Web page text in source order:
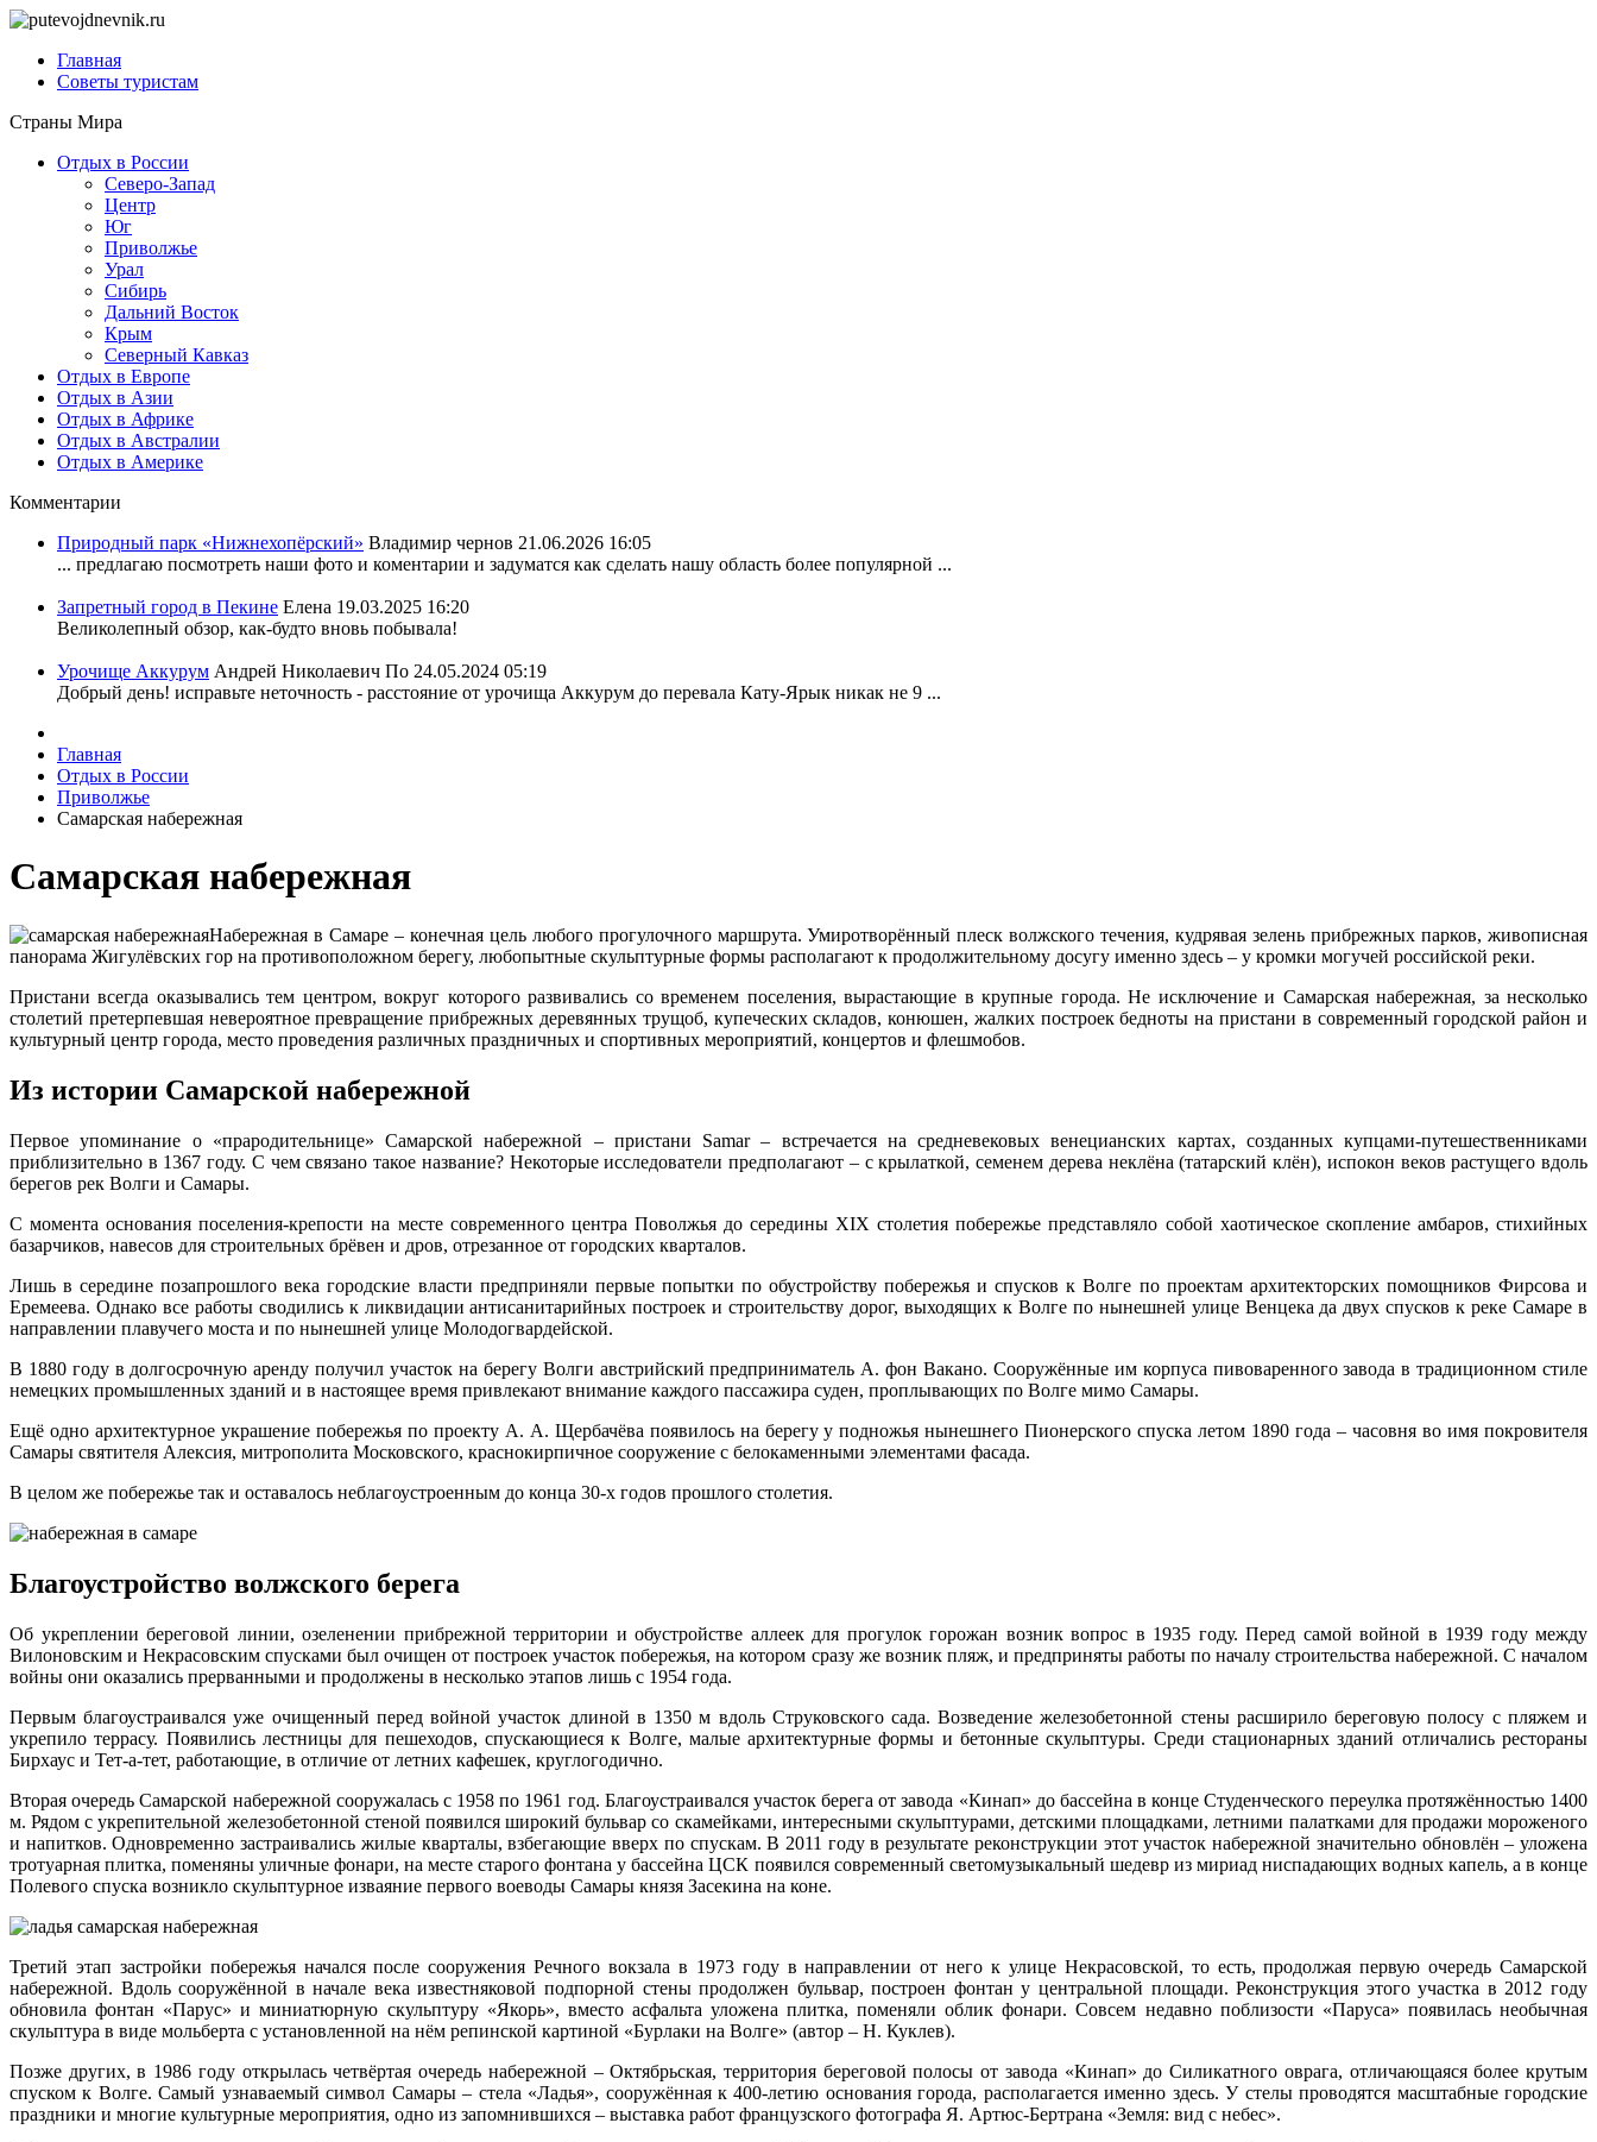
Главная
Советы туристам
Страны Мира
Отдых в России
Северо-Запад
Центр
Юг
Приволжье
Урал
Сибирь
Дальний Восток
Крым
Северный Кавказ
Отдых в Европе
Отдых в Азии
Отдых в Африке
Отдых в Австралии
Отдых в Америке
Комментарии
Природный парк «Нижнехопёрский» Владимир чернов 21.06.2026 16:05
... предлагаю посмотреть наши фото и коментарии и задуматся как сделать нашу область более популярной ...
Запретный город в Пекине Елена 19.03.2025 16:20
Великолепный обзор, как-будто вновь побывала!
Урочище Аккурум Андрей Николаевич По 24.05.2024 05:19
Добрый день! исправьте неточность - расстояние от урочища Аккурум до перевала Кату-Ярык никак не 9 ...
Главная
Отдых в России
Приволжье
Самарская набережная
Самарская набережная
Набережная в Самаре – конечная цель любого прогулочного маршрута. Умиротворённый плеск волжского течения, кудрявая зелень прибрежных парков, живописная
панорама Жигулёвских гор на противоположном берегу, любопытные скульптурные формы располагают к продолжительному досугу именно здесь – у кромки могучей российской реки.
Пристани всегда оказывались тем центром, вокруг которого развивались со временем поселения, вырастающие в крупные города. Не исключение и Самарская набережная, за несколько
столетий претерпевшая невероятное превращение прибрежных деревянных трущоб, купеческих складов, конюшен, жалких построек бедноты на пристани в современный городской район и
культурный центр города, место проведения различных праздничных и спортивных мероприятий, концертов и флешмобов.
Из истории Самарской набережной
Первое упоминание о «прародительнице» Самарской набережной – пристани Samar – встречается на средневековых венецианских картах, созданных купцами-путешественниками
приблизительно в 1367 году. С чем связано такое название? Некоторые исследователи предполагают – с крылаткой, семенем дерева неклёна (татарский клён), испокон веков растущего вдоль
берегов рек Волги и Самары.
С момента основания поселения-крепости на месте современного центра Поволжья до середины XIX столетия побережье представляло собой хаотическое скопление амбаров, стихийных
базарчиков, навесов для строительных брёвен и дров, отрезанное от городских кварталов.
Лишь в середине позапрошлого века городские власти предприняли первые попытки по обустройству побережья и спусков к Волге по проектам архитекторских помощников Фирсова и
Еремеева. Однако все работы сводились к ликвидации антисанитарийных построек и строительству дорог, выходящих к Волге по нынешней улице Венцека да двух спусков к реке Самаре в
направлении плавучего моста и по нынешней улице Молодогвардейской.
В 1880 году в долгосрочную аренду получил участок на берегу Волги австрийский предприниматель А. фон Вакано. Сооружённые им корпуса пивоваренного завода в традиционном стиле
немецких промышленных зданий и в настоящее время привлекают внимание каждого пассажира суден, проплывающих по Волге мимо Самары.
Ещё одно архитектурное украшение побережья по проекту А. А. Щербачёва появилось на берегу у подножья нынешнего Пионерского спуска летом 1890 года – часовня во имя покровителя
Самары святителя Алексия, митрополита Московского, краснокирпичное сооружение с белокаменными элементами фасада.
В целом же побережье так и оставалось неблагоустроенным до конца 30-х годов прошлого столетия.
Благоустройство волжского берега
Об укреплении береговой линии, озеленении прибрежной территории и обустройстве аллеек для прогулок горожан возник вопрос в 1935 году. Перед самой войной в 1939 году между
Вилоновским и Некрасовским спусками был очищен от построек участок побережья, на котором сразу же возник пляж, и предприняты работы по началу строительства набережной. С началом
войны они оказались прерванными и продолжены в несколько этапов лишь с 1954 года.
Первым благоустраивался уже очищенный перед войной участок длиной в 1350 м вдоль Струковского сада. Возведение железобетонной стены расширило береговую полосу с пляжем и
укрепило террасу. Появились лестницы для пешеходов, спускающиеся к Волге, малые архитектурные формы и бетонные скульптуры. Среди стационарных зданий отличались рестораны
Бирхаус и Тет-а-тет, работающие, в отличие от летних кафешек, круглогодично.
Вторая очередь Самарской набережной сооружалась с 1958 по 1961 год. Благоустраивался участок берега от завода «Кинап» до бассейна в конце Студенческого переулка протяжённостью 1400
м. Рядом с укрепительной железобетонной стеной появился широкий бульвар со скамейками, интересными скульптурами, детскими площадками, летними палатками для продажи мороженого
и напитков. Одновременно застраивались жилые кварталы, взбегающие вверх по спускам. В 2011 году в результате реконструкции этот участок набережной значительно обновлён – уложена
тротуарная плитка, поменяны уличные фонари, на месте старого фонтана у бассейна ЦСК появился современный светомузыкальный шедевр из мириад ниспадающих водных капель, а в конце
Полевого спуска возникло скульптурное изваяние первого воеводы Самары князя Засекина на коне.
Третий этап застройки побережья начался после сооружения Речного вокзала в 1973 году в направлении от него к улице Некрасовской, то есть, продолжая первую очередь Самарской
набережной. Вдоль сооружённой в начале века известняковой подпорной стены продолжен бульвар, построен фонтан у центральной площади. Реконструкция этого участка в 2012 году
обновила фонтан «Парус» и миниатюрную скульптуру «Якорь», вместо асфальта уложена плитка, поменяли облик фонари. Совсем недавно поблизости «Паруса» появилась необычная
скульптура в виде мольберта с установленной на нём репинской картиной «Бурлаки на Волге» (автор – Н. Куклев).
Позже других, в 1986 году открылась четвёртая очередь набережной – Октябрьская, территория береговой полосы от завода «Кинап» до Силикатного оврага, отличающаяся более крутым
спуском к Волге. Самый узнаваемый символ Самары – стела «Ладья», сооружённая к 400-летию основания города, располагается именно здесь. У стелы проводятся масштабные городские
праздники и многие культурные мероприятия, одно из запомнившихся – выставка работ французского фотографа Я. Артюс-Бертрана «Земля: вид с небес».